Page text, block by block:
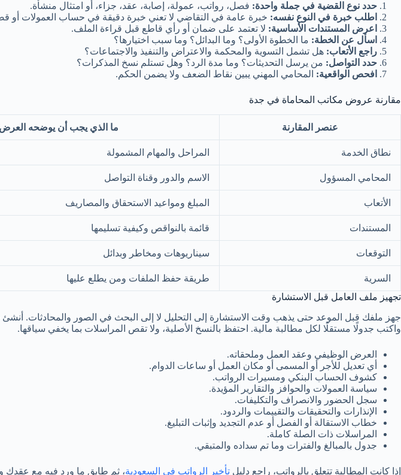
حدد نوع القضية في جملة واحدة: فصل، رواتب، عمولة، إصابة، عقد، جزاء، أو امتثال منشأة.
اطلب خبرة في النوع نفسه: خبرة عامة في التقاضي لا تعني خبرة دقيقة في حساب العمولات أو
اعرض المستندات الأساسية: لا تعتمد على ضمان أو رأي قاطع قبل قراءة الملف.
اسأل عن الخطة: ما الخطوة الأولى؟ وما البدائل؟ وما سبب اختيارها؟
راجع الأتعاب: هل تشمل التسوية والمحكمة والاعتراض والتنفيذ والاجتماعات؟
حدد التواصل: من يرسل التحديثات؟ وما مدة الرد؟ وهل تستلم نسخ المذكرات؟
افحص الواقعية: المحامي المهني يبين نقاط الضعف ولا يضمن الحكم.
مقارنة عروض مكاتب المحاماة في جدة
عنصر المقارنة ما الذي يجب أن يوضحه
نطاق الخدمة المراحل والمهام المشمولة
المحامي المسؤول الاسم والدور وقناة التواصل
الأتعاب المبلغ ومواعيد الاستحقاق والمصاريف
المستندات قائمة بالنواقص وكيفية تسليمها
التوقعات سيناريوهات ومخاطر وبدائل
السرية طريقة حفظ الملفات ومن يطلع عليها
تجهيز ملف العامل قبل الاستشارة
جهز ملفك قبل الموعد حتى يذهب وقت الاستشارة إلى التحليل لا إلى البحث في الصور والمحادثات. أنشئ
واكتب جدولًا مستقلًا لكل مطالبة مالية. احتفظ بالنسخ الأصلية، ولا تقص المراسلات بما يخفي سياقها.
العرض الوظيفي وعقد العمل وملحقاته.
أي تعديل للأجر أو المسمى أو مكان العمل أو ساعات الدوام.
كشوف الحساب البنكي ومسيرات الرواتب.
سياسة العمولات والحوافز والتقارير المؤيدة.
سجل الحضور والانصراف والتكليفات.
الإنذارات والتحقيقات والتقييمات والردود.
خطاب الاستقالة أو الفصل أو عدم التجديد وإثبات التبليغ.
المراسلات ذات الصلة كاملة.
جدول بالمبالغ والفترات وما تم سداده والمتبقي.
إذا كانت المطالبة تتعلق بالرواتب، راجع دليل تأخير الرواتب في السعودية، ثم طابق ما ورد فيه مع عقدك